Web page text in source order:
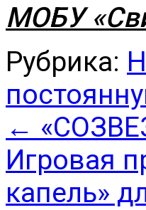
МОБУ
Рубрика:
←
Игровая
капель»